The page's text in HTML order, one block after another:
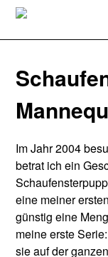
Im Jahr 2004
betrat ich ein
eine meiner
günstig eine
meine erste
sie auf der